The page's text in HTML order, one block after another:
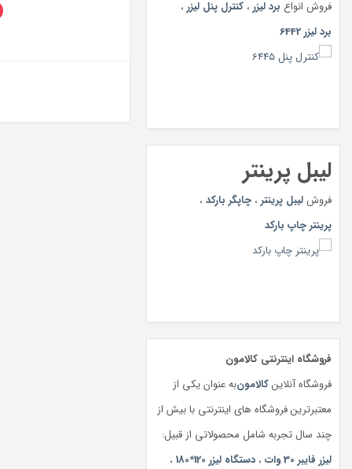
فروش انواع برد لیزر ، کنترل پنل لیزر ،
برد لیزر 6442
لیبل پرینتر
فروشلیبل پرینتر ، چاپگر بارکد ،
پرینتر چاپ بارکد
فروشگاه اینترنتی کالامون
فروشگاه آنلاینکالامونبه عنوان یکی از
معتبرترین فروشگاه های اینترنتی با بیش از
چند سال تجربه شامل محصولاتی از قبیل:
لیزر فایبر 30 وات
، دستگاه لیزر 120*180
،